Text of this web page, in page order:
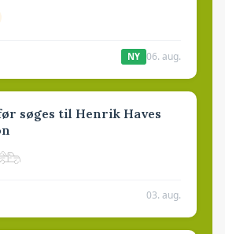
NY 06. aug.
søges til Henrik Haves
03. aug.